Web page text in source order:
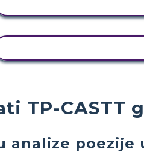
TP-CASTT
analize poezije